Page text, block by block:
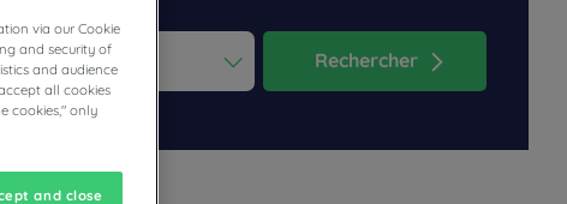
the question mark key to get the keyboard shortcuts for
and select a date. Press the question mark key to get the
Rechercher
via our Cookie
and security of
and audience
all cookies
cookies," only
and close